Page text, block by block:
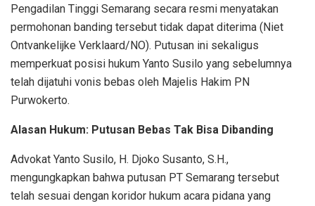
Pengadilan Tinggi Semarang secara resmi menyatakan
permohonan banding tersebut tidak dapat diterima (Niet
Ontvankelijke Verklaard/NO). Putusan ini sekaligus
memperkuat posisi hukum Yanto Susilo yang sebelumnya
telah dijatuhi vonis bebas oleh Majelis Hakim PN
Purwokerto.
Alasan Hukum: Putusan Bebas Tak Bisa Dibanding
Advokat Yanto Susilo, H. Djoko Susanto, S.H.,
mengungkapkan bahwa putusan PT Semarang tersebut
telah sesuai dengan koridor hukum acara pidana yang